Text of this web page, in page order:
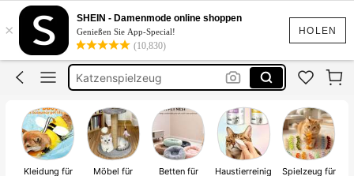
HOLEN
×
SHEIN - Damenmode online shoppen
Genießen Sie App-Special!
(10,830)
Katzen Zubehör
Hunde Zubehör
Katzenspielzeug
Kratzbaum Katze
Katzen Zubehör
Kleidung für Möbel für Betten für Haustierreinig Spielzeug für